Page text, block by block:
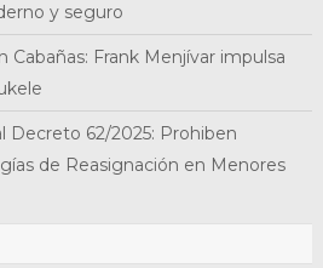
y seguro
Cabañas: Frank Menjívar impulsa
Decreto 62/2025: Prohiben
de Reasignación en Menores